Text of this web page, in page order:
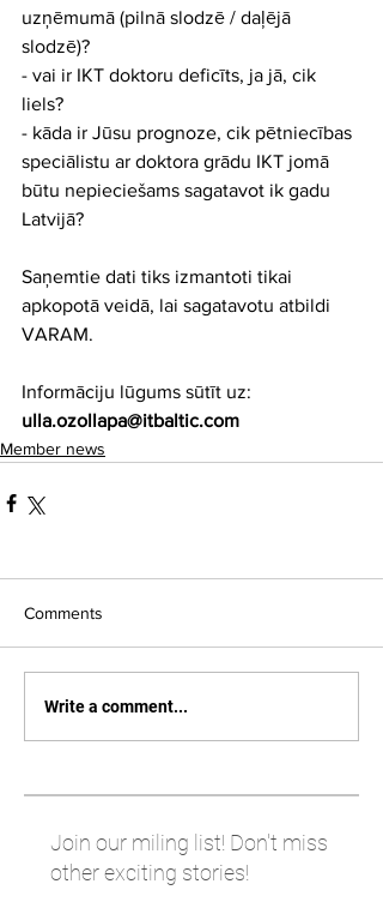
uzņēmumā (pilnā slodzē / daļējā
slodzē)?
- vai ir IKT doktoru deficīts, ja jā, cik
liels?
- kāda ir Jūsu prognoze, cik pētniecības
speciālistu ar doktora grādu IKT jomā
būtu nepieciešams sagatavot ik gadu
Latvijā?
Saņemtie dati tiks izmantoti tikai
apkopotā veidā, lai sagatavotu atbildi
VARAM.
Informāciju lūgums sūtīt uz:
ulla.ozollapa@itbaltic.com
Member news
Comments
Write a comment...
Join our miling list! Don't miss
other exciting stories!